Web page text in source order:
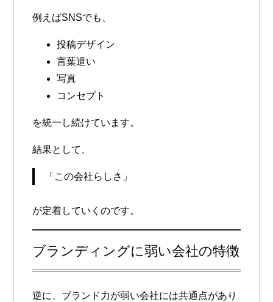
例えばSNSでも、
投稿デザイン
言葉遣い
写真
コンセプト
を統一し続けています。
結果として、
「この会社らしさ」
が定着していくのです。
ブランディングに弱い会社の特徴
逆に、ブランド力が弱い会社には共通点があり